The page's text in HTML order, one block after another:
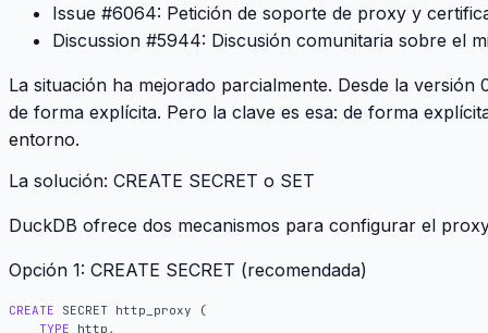
Issue #6064: Petición de soporte de proxy y
Discussion #5944: Discusión comunitaria sobre el
La situación ha mejorado parcialmente. Desde la
de forma explícita. Pero la clave es esa: de forma
entorno.
La solución: CREATE SECRET o SET
DuckDB ofrece dos mecanismos para configurar el
Opción 1: CREATE SECRET (recomendada)
CREATE SECRET http_proxy
(
TYPE
http ,